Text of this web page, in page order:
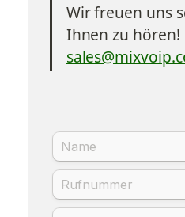
Wir freuen uns
Ihnen zu hören!